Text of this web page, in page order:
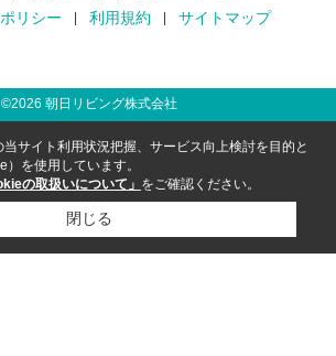
リシー
利用規約 サイトマップ
©2026 朝日リビング株式会社
サイト利用状況把握、サービス向上検討を目的と
を使用しています。
の取扱いについて」 をご確認ください。
閉じる